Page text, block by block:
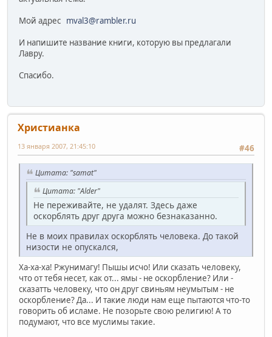
Мой адрес mval3@rambler.ru
И напишите название книги, которую вы предлагали
Лавру.
Спасибо.
Христианка
#46
13 января 2007, 21:45:10
Цитата: "samat"
Цитата: "Alder"
Не переживайте, не удалят. Здесь даже
оскорблять друг друга можно безнаказанно.
Не в моих правилах оскорблять человека. До такой
низости не опускался,
Ха-ха-ха! Ржунимагу! Пышы исчо! Или сказать человеку,
что от тебя несет, как от... ямы - не оскорбление? Или -
сказатть человеку, что он друг свиньям неумытым - не
оскорбление? Да... И такие люди нам еще пытаются что-то
говорить об исламе. Не позорьте свою религию! А то
подумают, что все муслимы такие.